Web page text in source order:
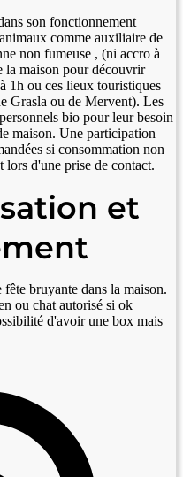
son fonctionnement
comme auxiliaire de
non fumeuse , (ni accro à
la maison pour découvrir
1h ou ces lieux touristiques
Grasla ou de Mervent). Les
bio pour leur besoin
maison. Une participation
si consommation non
lors d'une prise de contact.
et
bruyante dans la maison.
ou chat autorisé si ok
d'avoir une box mais